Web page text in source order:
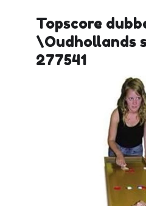
Topscore
\Oudhollands
277541